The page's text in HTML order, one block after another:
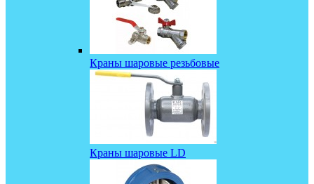
Краны шаровые резьбовые
Краны шаровые LD